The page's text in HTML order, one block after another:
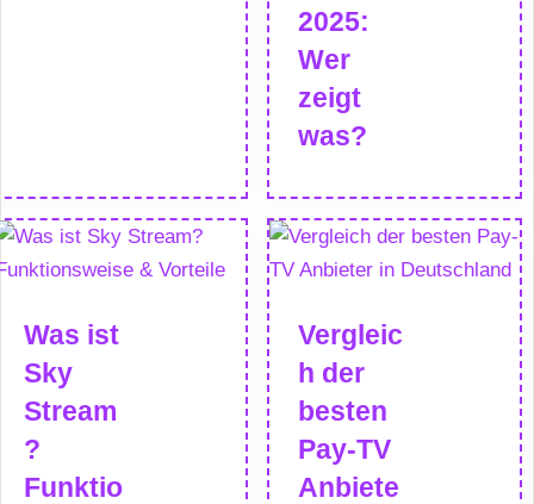
2025:
Wer
zeigt
was?
Was ist
Sky
Stream
?
Funktio
Vergleic
h der
besten
Pay-TV
Anbiete